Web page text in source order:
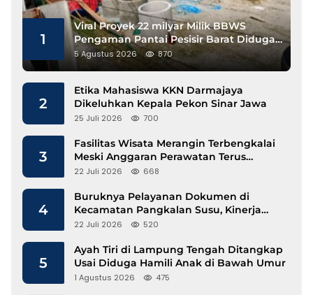
1
Viral Proyek 22 milyar Milik BBWS
Pengaman Pantai Pesisir Barat Diduga
Gunakan Besi Banci
5 Agustus 2026 870
2
Etika Mahasiswa KKN Darmajaya
Dikeluhkan Kepala Pekon Sinar Jawa
25 Juli 2026 700
3
Fasilitas Wisata Merangin Terbengkalai
Meski Anggaran Perawatan Terus
Mengalir
22 Juli 2026 668
4
Buruknya Pelayanan Dokumen di
Kecamatan Pangkalan Susu, Kinerja
Disdukcapil Langkat Disorot
22 Juli 2026 520
5
Ayah Tiri di Lampung Tengah Ditangkap
Usai Diduga Hamili Anak di Bawah Umur
1 Agustus 2026 475